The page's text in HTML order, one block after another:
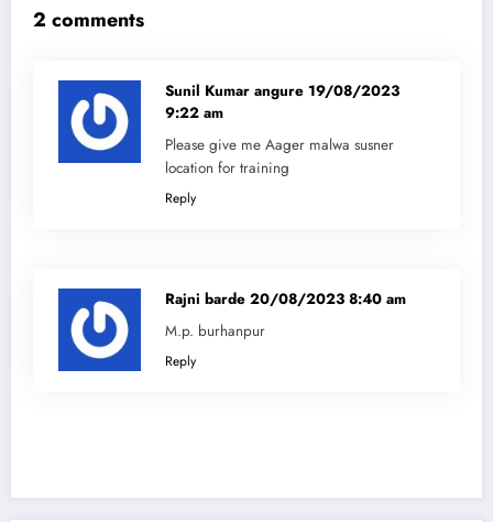
2 comments
Sunil Kumar angure 19/08/2023
9:22 am
Please give me Aager malwa susner
location for training
Reply
Rajni barde 20/08/2023 8:40 am
M.p. burhanpur
Reply